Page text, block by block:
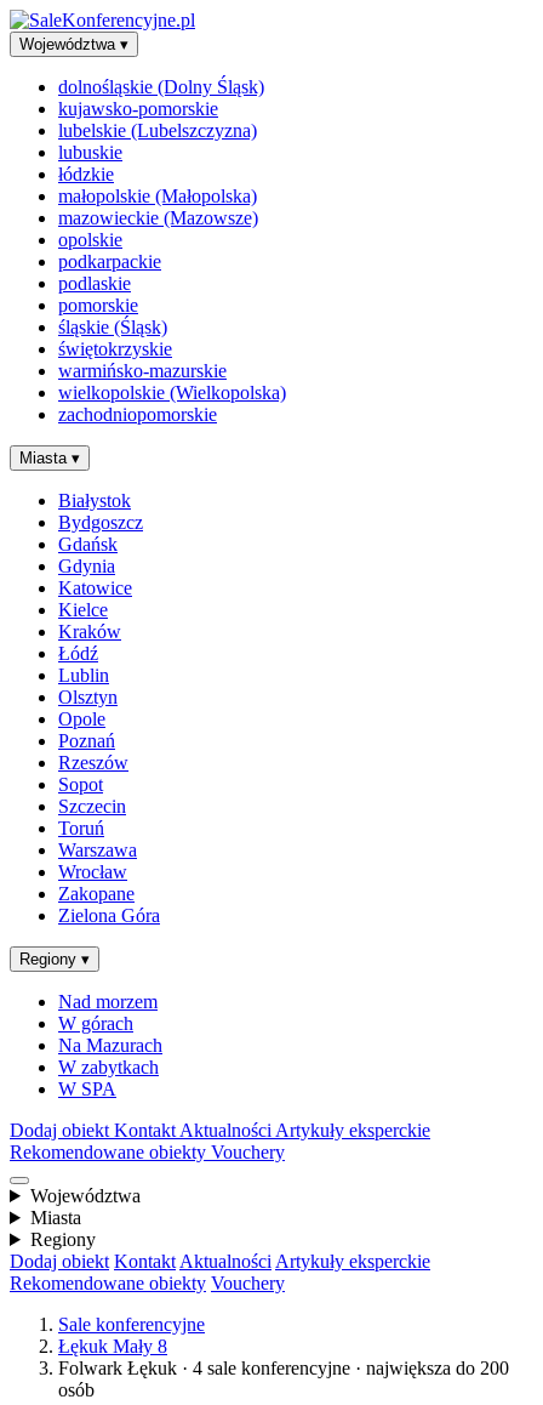
Województwa ▾
dolnośląskie (Dolny Śląsk)
kujawsko-pomorskie
lubelskie (Lubelszczyzna)
lubuskie
łódzkie
małopolskie (Małopolska)
mazowieckie (Mazowsze)
opolskie
podkarpackie
podlaskie
pomorskie
śląskie (Śląsk)
świętokrzyskie
warmińsko-mazurskie
wielkopolskie (Wielkopolska)
zachodniopomorskie
Miasta ▾
Białystok
Bydgoszcz
Gdańsk
Gdynia
Katowice
Kielce
Kraków
Łódź
Lublin
Olsztyn
Opole
Poznań
Rzeszów
Sopot
Szczecin
Toruń
Warszawa
Wrocław
Zakopane
Zielona Góra
Regiony ▾
Nad morzem
W górach
Na Mazurach
W zabytkach
W SPA
Dodaj obiekt Kontakt Aktualności Artykuły eksperckie
Rekomendowane obiekty Vouchery
Województwa
Miasta
Regiony
Dodaj obiekt Kontakt Aktualności Artykuły eksperckie
Rekomendowane obiekty Vouchery
Sale konferencyjne
Łękuk Mały 8
Folwark Łękuk · 4 sale konferencyjne · największa do 200
osób